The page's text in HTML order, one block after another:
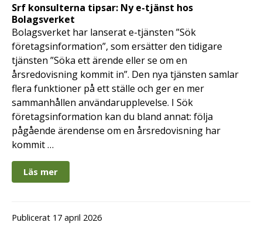
Srf konsulterna tipsar: Ny e-tjänst hos
Bolagsverket
Bolagsverket har lanserat e-tjänsten ”Sök
företagsinformation”, som ersätter den tidigare
tjänsten ”Söka ett ärende eller se om en
årsredovisning kommit in”. Den nya tjänsten samlar
flera funktioner på ett ställe och ger en mer
sammanhållen användarupplevelse. I Sök
företagsinformation kan du bland annat: följa
pågående ärendense om en årsredovisning har
kommit …
Läs mer
Publicerat 17 april 2026